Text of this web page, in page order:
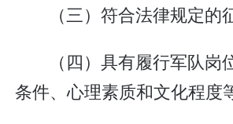
（三）符合法律规定的
（四）具有履行军队岗
条件、心理素质和文化程度